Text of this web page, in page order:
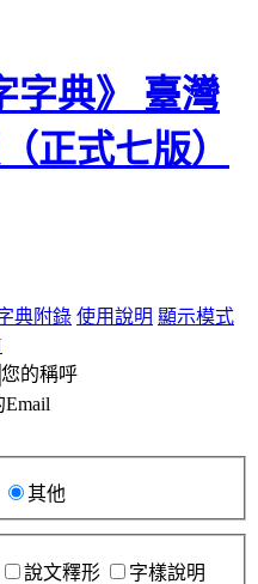
典附錄 使用說明 顯示模式
您的稱呼
Email
其他
說文釋形
字樣說明